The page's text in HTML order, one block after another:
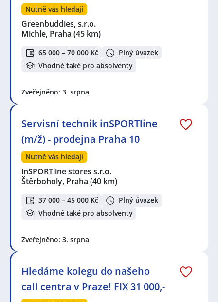
Nutně vás hledají
Greenbuddies, s.r.o.
Michle, Praha (45 km)
65 000 – 70 000 Kč
Plný úvazek
Vhodné také pro absolventy
Zveřejněno: 3. srpna
Servisní technik inSPORTline
(m/ž) - prodejna Praha 10
Nutně vás hledají
inSPORTline stores s.r.o.
Štěrboholy, Praha (40 km)
37 000 – 45 000 Kč
Plný úvazek
Vhodné také pro absolventy
Zveřejněno: 3. srpna
Hledáme kolegu do našeho
call centra v Praze! FIX 31 000,-